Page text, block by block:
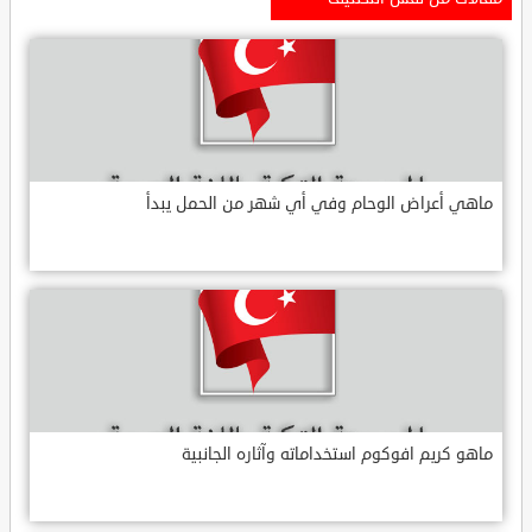
ماهي أعراض الوحام وفي أي شهر من الحمل يبدأ
ماهو كريم افوكوم استخداماته وآثاره الجانبية